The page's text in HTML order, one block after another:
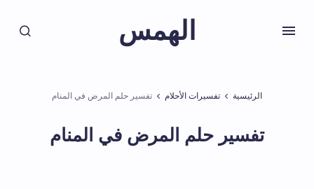
الهمس
الرئيسية تفسيرات الأحلام تفسير حلم المرض في المنام
تفسير حلم المرض في المنام